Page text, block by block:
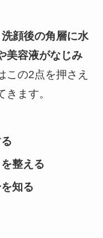
洗顔後の角層に水
美容液がなじみ
この2点を押さえ
ます。
整える
知る